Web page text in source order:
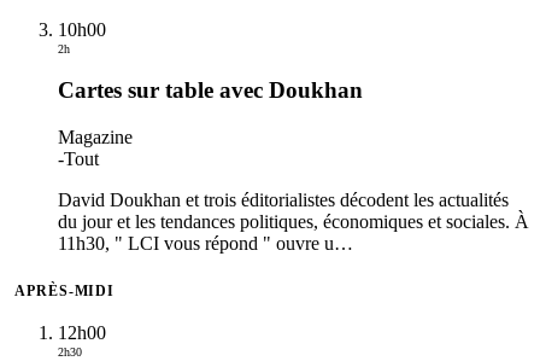
10h00
2h
Cartes sur table avec Doukhan
Magazine
-Tout
David Doukhan et trois éditorialistes décodent les actualités
du jour et les tendances politiques, économiques et sociales. À
11h30, " LCI vous répond " ouvre u…
APRÈS-MIDI
12h00
2h30